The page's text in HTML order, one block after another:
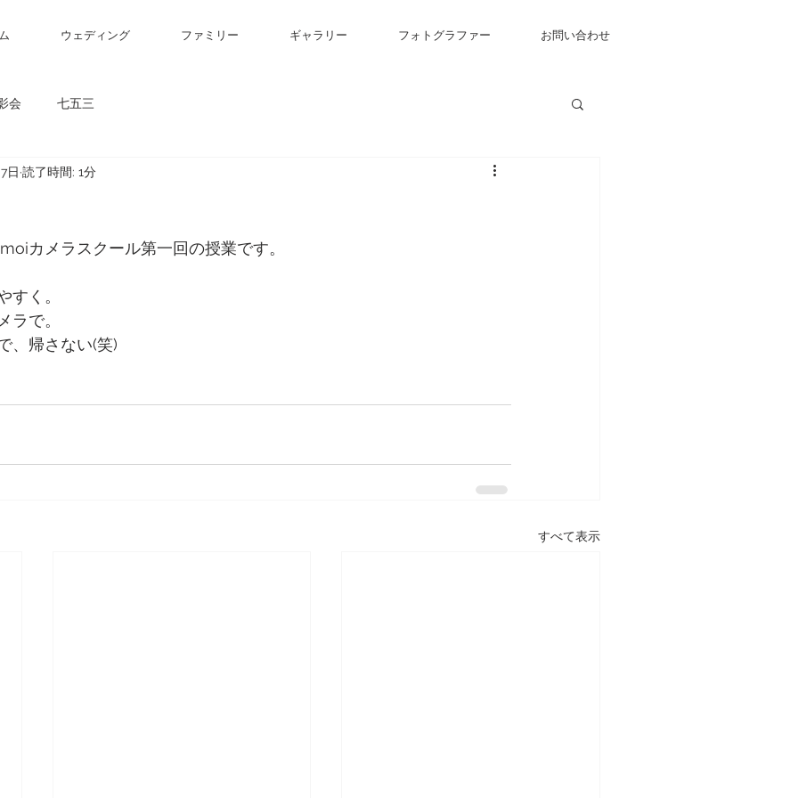
ウェディング ファミリー ギャラリー フォトグラファー お問い合わせ
会 七五三
日 読了時間: 1分
カメラスクール第一回の授業です。
すく。
ラで。
、帰さない(笑)
すべて表示